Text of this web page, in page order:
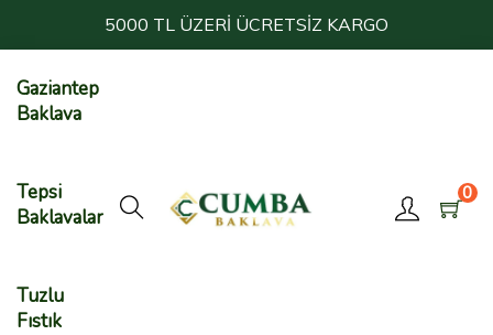
5000 TL ÜZERİ ÜCRETSİZ KARGO
Gaziantep
Baklava
Tepsi
Baklavalar
Tuzlu
Fıstık
0